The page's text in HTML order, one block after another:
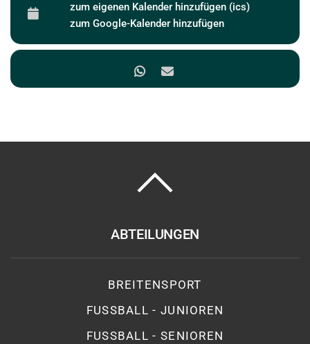
zum eigenen Kalender hinzufügen (ics)
zum Google-Kalender hinzufügen
ABTEILUNGEN
BREITENSPORT
FUSSBALL - JUNIOREN
FUSSBALL - SENIOREN